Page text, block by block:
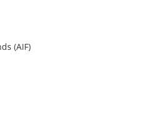
(AIF)